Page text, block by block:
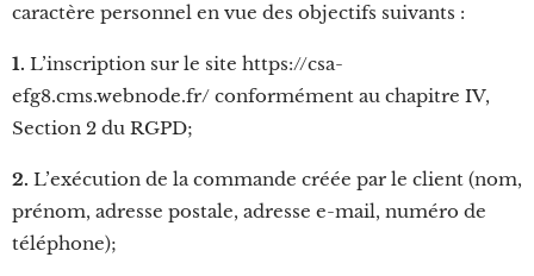
caractère personnel en vue des objectifs suivants :
1. L’inscription sur le site https://csa-
efg8.cms.webnode.fr/ conformément au chapitre IV,
Section 2 du RGPD;
2. L’exécution de la commande créée par le client (nom,
prénom, adresse postale, adresse e-mail, numéro de
téléphone);